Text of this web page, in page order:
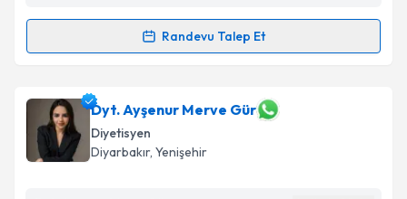
Kişisel verilerimin işlenmesine ilişkin
Metni'ni okudum ve kişisel verilerimin belirtilen
Takvim Talebini Gönder
Randevu Talep Et
Randevu Takvimi Talebi
Dyt. Servet Tekiniçin randevu takvimi talebi
oluşturun. Size bu uzmandan randevu almanız için bir
takvim hazırlandığında e-posta ile bilgilendireceğiz.
Dyt. Ayşenur Merve Gür
Diyetisyen
Diyarbakır, Yenişehir